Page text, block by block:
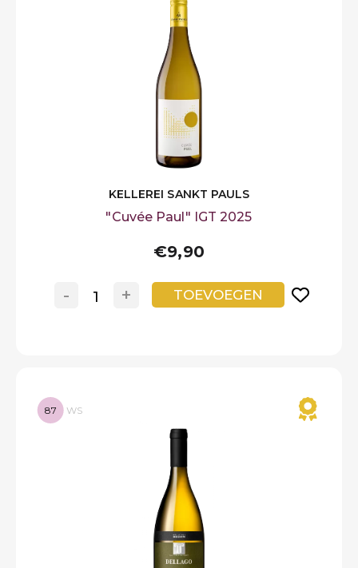
KELLEREI SANKT PAULS
"Cuvée Paul" IGT 2025
€9,90
+
- TOEVOEGEN
87 WS